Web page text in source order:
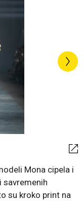
Mona cipela i
savremenih
su kroko print na